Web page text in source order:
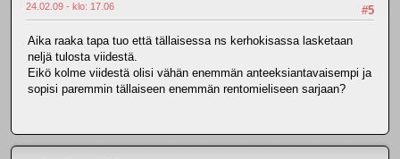
#5
24.02.09 - klo: 17.06
Aika raaka tapa tuo että tällaisessa ns kerhokisassa lasketaan
neljä tulosta viidestä.
Eikö kolme viidestä olisi vähän enemmän anteeksiantavaisempi ja
sopisi paremmin tällaiseen enemmän rentomieliseen sarjaan?